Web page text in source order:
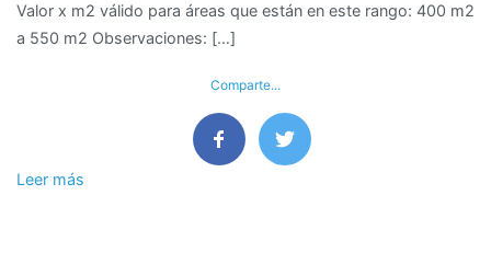
en
Eten,
Lambayeque
Valor x m2 válido para áreas que están en este rango: 400 m2
a 550 m2 Observaciones: […]
Comparte...
Leer más